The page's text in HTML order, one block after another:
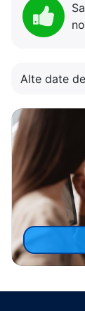
Alte date